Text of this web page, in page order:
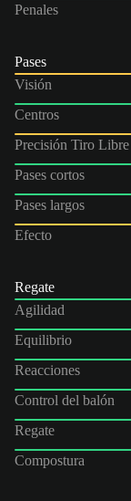
Penales
Pases
Visión
Centros
Precisión Tiro Libre
Pases cortos
Pases largos
Efecto
Regate
Agilidad
Equilibrio
Reacciones
Control del balón
Regate
Compostura